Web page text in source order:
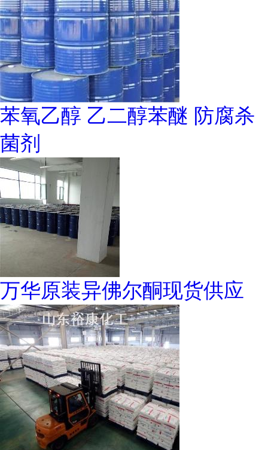
苯氧乙醇 乙二醇苯醚 防腐杀
菌剂
万华原装异佛尔酮现货供应